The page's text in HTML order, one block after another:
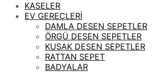
KASELER
EV GEREÇLERİ
DAMLA DESEN SEPETLER
ÖRGÜ DESEN SEPETLER
KUŞAK DESEN SEPETLER
RATTAN SEPET
BADYALAR